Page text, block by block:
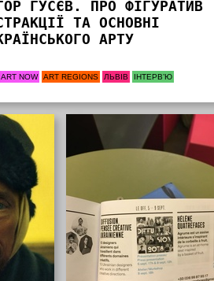
ГУСЄВ. ПРО ФІГУРАТИВ
ТА ОСНОВНІ
АРТУ
ART NOW ART REGIONS ЛЬВІВ
ІНТЕРВ’Ю